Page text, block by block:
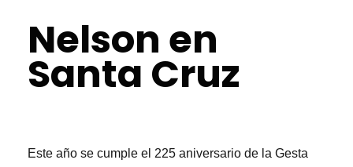
Nelson en
Santa Cruz
Este año se cumple el 225 aniversario de la Gesta